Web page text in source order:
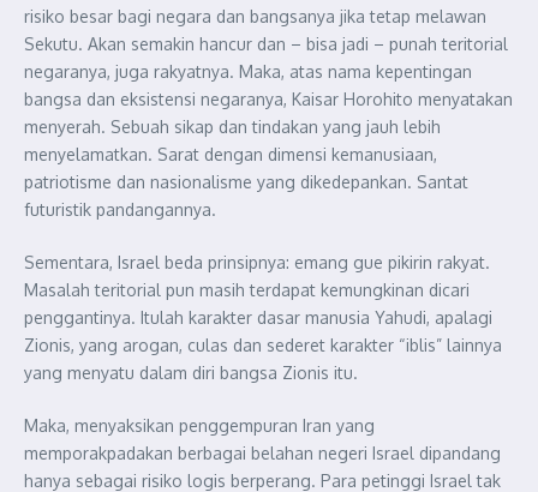
risiko besar bagi negara dan bangsanya jika tetap melawan
Sekutu. Akan semakin hancur dan – bisa jadi – punah teritorial
negaranya, juga rakyatnya. Maka, atas nama kepentingan
bangsa dan eksistensi negaranya, Kaisar Horohito menyatakan
menyerah. Sebuah sikap dan tindakan yang jauh lebih
menyelamatkan. Sarat dengan dimensi kemanusiaan,
patriotisme dan nasionalisme yang dikedepankan. Santat
futuristik pandangannya.
Sementara, Israel beda prinsipnya: emang gue pikirin rakyat.
Masalah teritorial pun masih terdapat kemungkinan dicari
penggantinya. Itulah karakter dasar manusia Yahudi, apalagi
Zionis, yang arogan, culas dan sederet karakter “iblis” lainnya
yang menyatu dalam diri bangsa Zionis itu.
Maka, menyaksikan penggempuran Iran yang
memporakpadakan berbagai belahan negeri Israel dipandang
hanya sebagai risiko logis berperang. Para petinggi Israel tak